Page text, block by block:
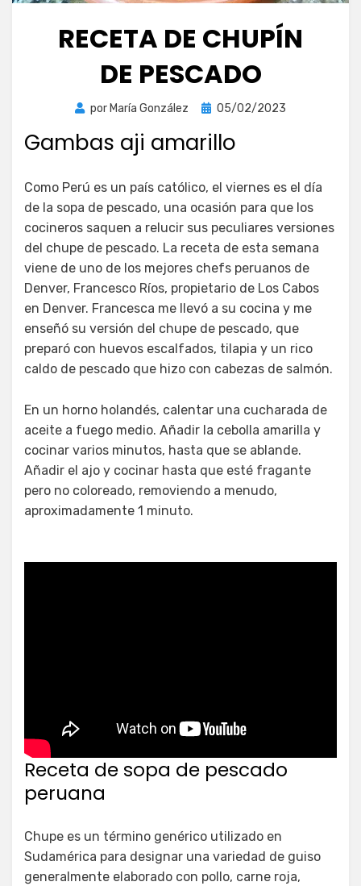
RECETA DE CHUPÍN
DE PESCADO
por María González
Publicada
05/02/2023
Gambas aji amarillo
Como Perú es un país católico, el viernes es el día
de la sopa de pescado, una ocasión para que los
cocineros saquen a relucir sus peculiares versiones
del chupe de pescado. La receta de esta semana
viene de uno de los mejores chefs peruanos de
Denver, Francesco Ríos, propietario de Los Cabos
en Denver. Francesca me llevó a su cocina y me
enseñó su versión del chupe de pescado, que
preparó con huevos escalfados, tilapia y un rico
caldo de pescado que hizo con cabezas de salmón.
En un horno holandés, calentar una cucharada de
aceite a fuego medio. Añadir la cebolla amarilla y
cocinar varios minutos, hasta que se ablande.
Añadir el ajo y cocinar hasta que esté fragante
pero no coloreado, removiendo a menudo,
aproximadamente 1 minuto.
Receta de sopa de pescado
peruana
Chupe es un término genérico utilizado en
Sudamérica para designar una variedad de guiso
generalmente elaborado con pollo, carne roja,